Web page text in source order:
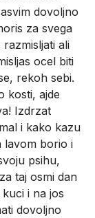
dovoljno
za svega
ali
ocel biti
rekoh sebi.
kosti, ajde
Izdrzat
i kako kazu
lavom borio i
psihu,
taj osmi dan
i na jos
dovoljno